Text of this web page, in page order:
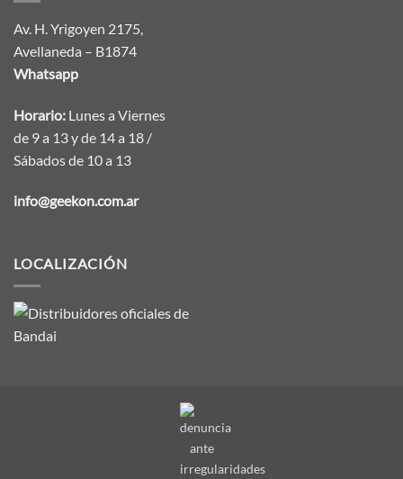
Av. H. Yrigoyen 2175,
Avellaneda – B1874
Whatsapp
Horario: Lunes a Viernes
de 9 a 13 y de 14 a 18 /
Sábados de 10 a 13
info@geekon.com.ar
LOCALIZACIÓN